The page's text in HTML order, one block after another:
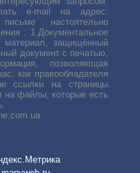
е-mail на адрес:
настоятельно
: 1.Документальное
материал, защищённый
документ с печатью,
позволяющая
как правообладателя
ссылки на страницы
на файлы, которые есть